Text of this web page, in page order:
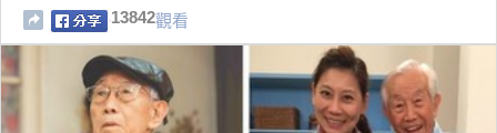
13842觀看